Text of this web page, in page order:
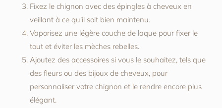
Fixez le chignon avec des épingles à cheveux en
veillant à ce qu’il soit bien maintenu.
Vaporisez une légère couche de laque pour fixer le
tout et éviter les mèches rebelles.
Ajoutez des accessoires si vous le souhaitez, tels que
des fleurs ou des bijoux de cheveux, pour
personnaliser votre chignon et le rendre encore plus
élégant.